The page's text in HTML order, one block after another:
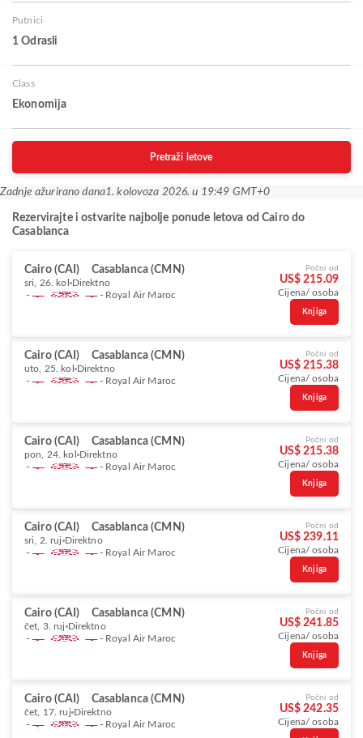
Putnici
1 Odrasli
Class
Ekonomija
Pretraži letove
Zadnje ažurirano dana1. kolovoza 2026. u 19:49 GMT+0
Rezervirajte i ostvarite najbolje ponude letova od Cairo do
Casablanca
Cairo (CAI) Casablanca (CMN)
sri, 26. kol Direktno
Royal Air Maroc
Počni od
US$ 215.09
Cijena/ osoba
Knjiga
Cairo (CAI) Casablanca (CMN)
uto, 25. kol Direktno
Royal Air Maroc
Počni od
US$ 215.38
Cijena/ osoba
Knjiga
Cairo (CAI) Casablanca (CMN)
pon, 24. kol Direktno
Royal Air Maroc
Počni od
US$ 215.38
Cijena/ osoba
Knjiga
Cairo (CAI) Casablanca (CMN)
sri, 2. ruj Direktno
Royal Air Maroc
Počni od
US$ 239.11
Cijena/ osoba
Knjiga
Cairo (CAI) Casablanca (CMN)
čet, 3. ruj Direktno
Royal Air Maroc
Počni od
US$ 241.85
Cijena/ osoba
Knjiga
Cairo (CAI) Casablanca (CMN)
čet, 17. ruj Direktno
Royal Air Maroc
Počni od
US$ 242.35
Cijena/ osoba